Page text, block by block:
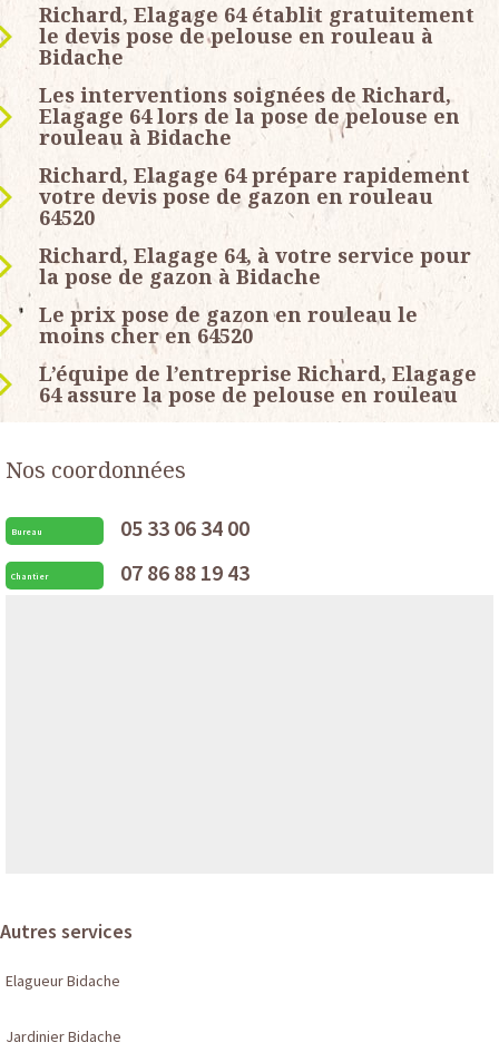
Richard, Elagage 64 établit gratuitement
le devis pose de pelouse en rouleau à
Bidache
Les interventions soignées de Richard,
Elagage 64 lors de la pose de pelouse en
rouleau à Bidache
Richard, Elagage 64 prépare rapidement
votre devis pose de gazon en rouleau
64520
Richard, Elagage 64, à votre service pour
la pose de gazon à Bidache
Le prix pose de gazon en rouleau le
moins cher en 64520
L’équipe de l’entreprise Richard, Elagage
64 assure la pose de pelouse en rouleau
Nos coordonnées
Bureau 05 33 06 34 00
Chantier 07 86 88 19 43
Autres services
Elagueur Bidache
Jardinier Bidache